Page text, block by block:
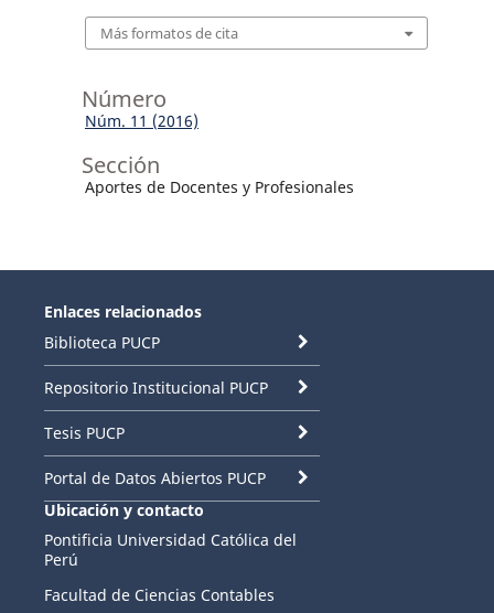
Más formatos de cita
Número
Núm. 11 (2016)
Sección
Aportes de Docentes y Profesionales
Enlaces relacionados
Biblioteca PUCP
Repositorio Institucional PUCP
Tesis PUCP
Portal de Datos Abiertos PUCP
Ubicación y contacto
Pontificia Universidad Católica del
Perú
Facultad de Ciencias Contables